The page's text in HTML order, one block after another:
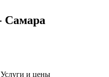
Услуги и цены